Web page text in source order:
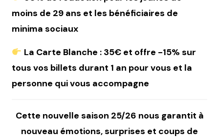
moins de 29 ans et les bénéficiaires de
minima sociaux
La Carte Blanche : 35€ et offre -15% sur
tous vos billets durant 1 an pour vous et la
personne qui vous accompagne
Cette nouvelle saison 25/26 nous garantit à
nouveau émotions, surprises et coups de